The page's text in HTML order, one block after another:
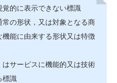
的に表示できない標識
の形状，又は対象となる商
能に由来する形状又は特徴
サービスに機能的又は技術
標識